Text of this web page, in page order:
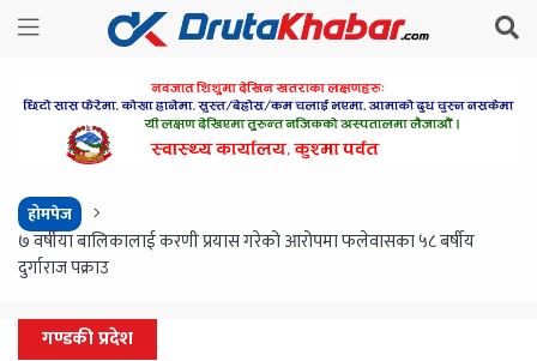
होमपेज
७ वर्षीया बालिकालाई करणी प्रयास गरेको आरोपमा फलेवासका ५८ बर्षीय
दुर्गाराज पक्राउ
गण्डकी प्रदेश